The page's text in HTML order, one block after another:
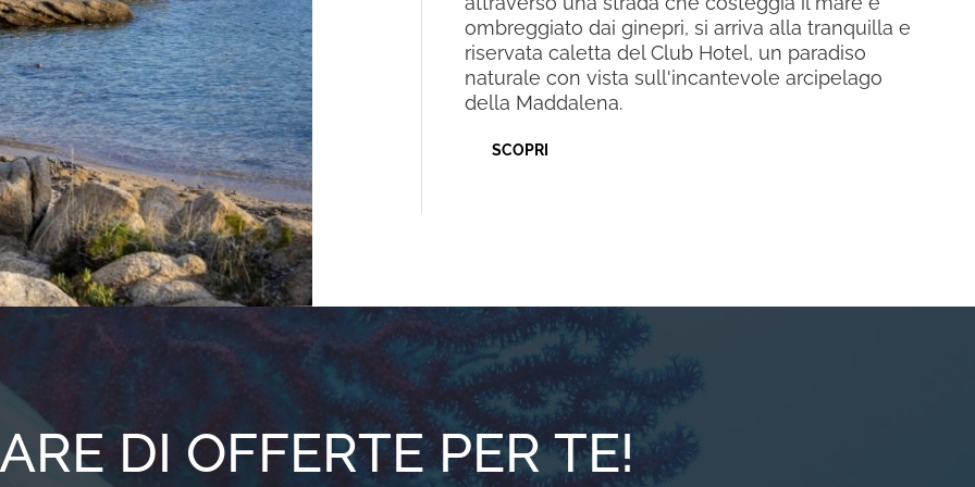
ombreggiato dai ginepri, si arriva alla tranquilla e
riservata caletta del Club Hotel, un paradiso
naturale con vista sull'incantevole arcipelago
della Maddalena.
SCOPRI
DI OFFERTE PER TE!